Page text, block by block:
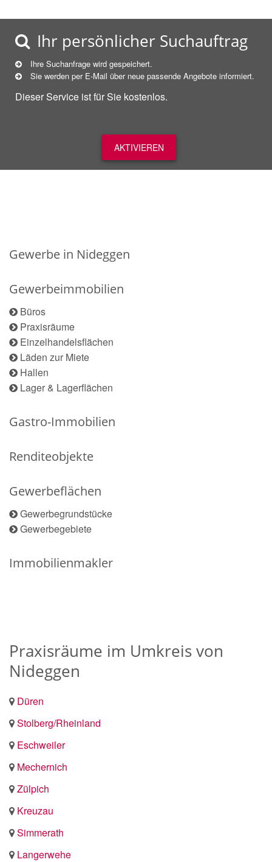
Ihr persönlicher Suchauftrag
Ihre Suchanfrage wird gespeichert.
Sie werden per E-Mail über neue passende Angebote informiert.
Dieser Service ist für Sie kostenlos.
AKTIVIEREN
Gewerbe in Nideggen
Gewerbeimmobilien
Büros
Praxisräume
Einzelhandelsflächen
Läden zur Miete
Hallen
Lager & Lagerflächen
Gastro-Immobilien
Renditeobjekte
Gewerbeflächen
Gewerbegrundstücke
Gewerbegebiete
Immobilienmakler
Praxisräume im Umkreis von
Nideggen
Düren
Stolberg/Rheinland
Eschweiler
Mechernich
Zülpich
Kreuzau
Simmerath
Langerwehe